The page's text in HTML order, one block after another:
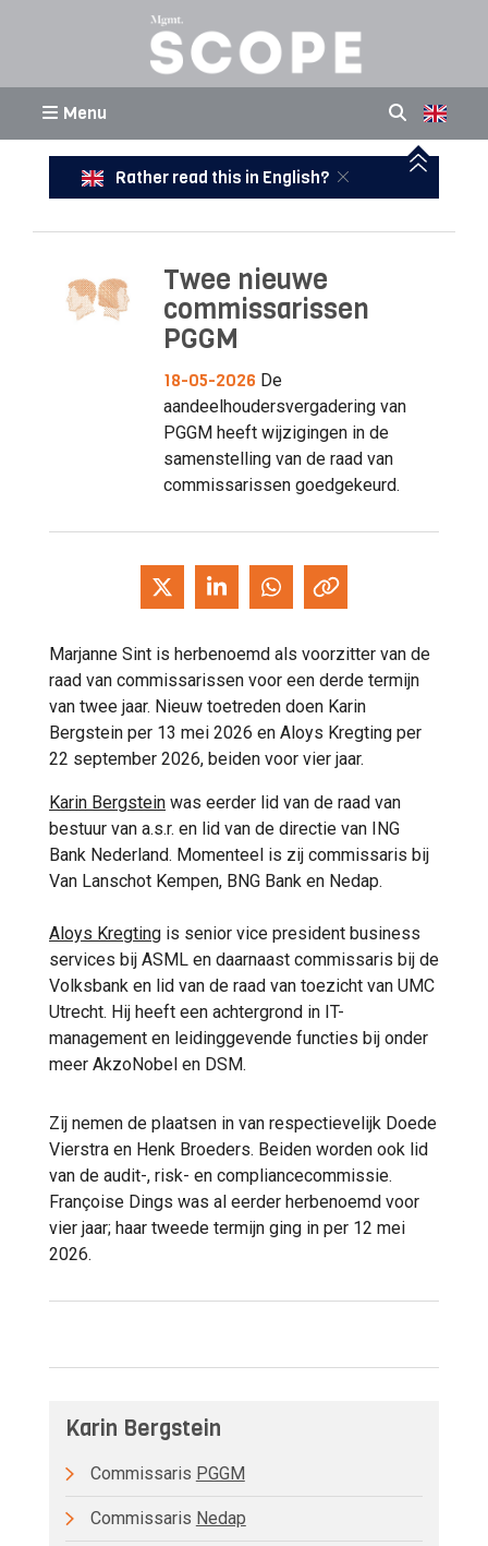
Menu
Rather read this in English?
Twee nieuwe
commissarissen
PGGM
18-05-2026 De
aandeelhoudersvergadering van
PGGM heeft wijzigingen in de
samenstelling van de raad van
commissarissen goedgekeurd.
Marjanne Sint is herbenoemd als voorzitter van de
raad van commissarissen voor een derde termijn
van twee jaar. Nieuw toetreden doen Karin
Bergstein per 13 mei 2026 en Aloys Kregting per
22 september 2026, beiden voor vier jaar.
Karin Bergstein was eerder lid van de raad van
bestuur van a.s.r. en lid van de directie van ING
Bank Nederland. Momenteel is zij commissaris bij
Van Lanschot Kempen, BNG Bank en Nedap.
Aloys Kregting is senior vice president business
services bij ASML en daarnaast commissaris bij de
Volksbank en lid van de raad van toezicht van UMC
Utrecht. Hij heeft een achtergrond in IT-
management en leidinggevende functies bij onder
meer AkzoNobel en DSM.
Zij nemen de plaatsen in van respectievelijk Doede
Vierstra en Henk Broeders. Beiden worden ook lid
van de audit-, risk- en compliancecommissie.
Françoise Dings was al eerder herbenoemd voor
vier jaar; haar tweede termijn ging in per 12 mei
2026.
Karin Bergstein
Commissaris PGGM
Commissaris Nedap